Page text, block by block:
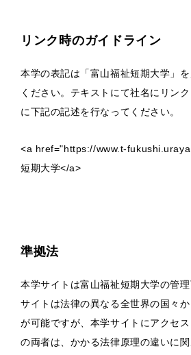
リンク時のガイドライン
本学の表記は「富山福祉短期大学」
ください。テキストにて社名にリン
に下記の記述を行なってください。
<a href="https://www.t-
短期大学</a>
準拠法
本学サイトは富山福祉短期大学の管
サイトは法律の異なる全世界の国々
が可能ですが、本学サイトにアクセ
の両者は、かかる法律原理の違いに